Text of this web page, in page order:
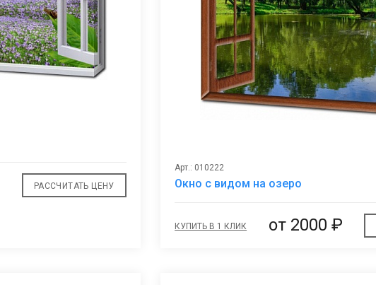
РАССЧИТАТЬ ЦЕНУ
Арт.: 010222
Окно с видом на озеро
КУПИТЬ В 1 КЛИК от 2000 ₽